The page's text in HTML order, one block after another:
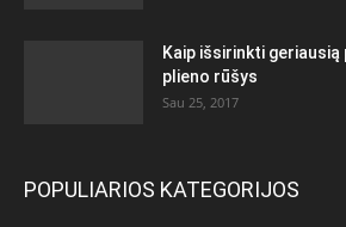
Kaip išsirinkti
plieno rūšys
Sau 25, 2017
POPULIARIOS KATEGORIJOS